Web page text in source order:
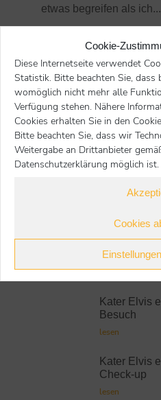
Cookie-
Diese Internetseite verwendet
Statistik. Bitte beachten Sie, dass
womöglich nicht mehr alle
Verfügung stehen. Nähere
Cookies erhalten Sie in den
Bitte beachten Sie, dass wir
Weitergabe an Drittanbieter
Datenschutzerklärung möglich ist.
Cookies
etwas begreifen als ich...
Kater Elvis
Neueste Beiträge:
Kater Elvis
lesen
Kater Elvis
Besuch
lesen
Kater Elvis
Check-up
lesen